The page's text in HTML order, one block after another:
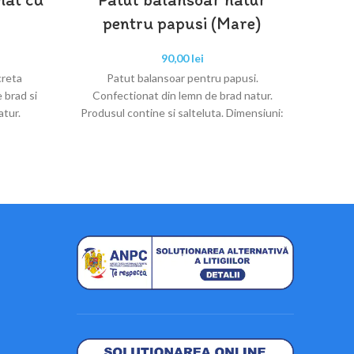
brad si
pentru papusi (Mare)
90,00lei
Patut balansoar pentru papusi.
Confectionat din lemn de brad natur.
Produsul contine si salteluta. Dimensiuni: